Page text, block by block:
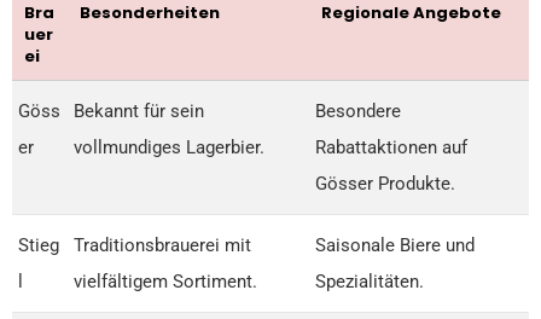
Bra
uer
ei
Besonderheiten Regionale Angebote
Göss
er
Bekannt für sein
vollmundiges Lagerbier.
Besondere
Rabattaktionen auf
Gösser Produkte.
Stieg
Traditionsbrauerei mit
vielfältigem Sortiment.
Saisonale Biere und
Spezialitäten.